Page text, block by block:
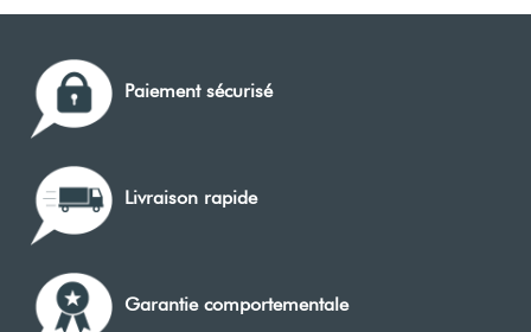
Paiement sécurisé
Livraison rapide
Garantie comportementale